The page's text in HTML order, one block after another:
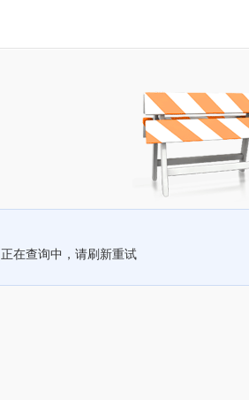
正在查询中，请刷新重试